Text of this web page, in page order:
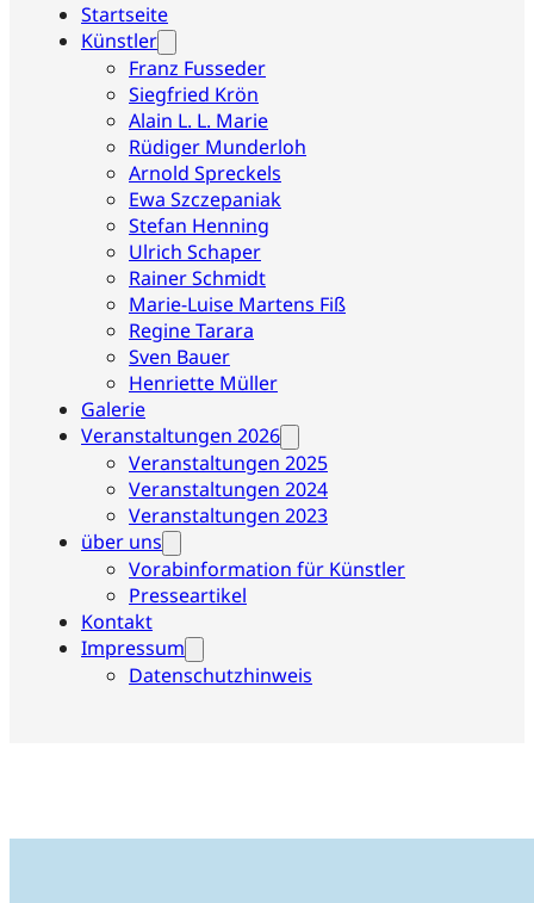
Startseite
Künstler
Franz Fusseder
Siegfried Krön
Alain L. L. Marie
Rüdiger Munderloh
Arnold Spreckels
Ewa Szczepaniak
Stefan Henning
Ulrich Schaper
Rainer Schmidt
Marie-Luise Martens Fiß
Regine Tarara
Sven Bauer
Henriette Müller
Galerie
Veranstaltungen 2026
Veranstaltungen 2025
Veranstaltungen 2024
Veranstaltungen 2023
über uns
Vorabinformation für Künstler
Presseartikel
Kontakt
Impressum
Datenschutzhinweis